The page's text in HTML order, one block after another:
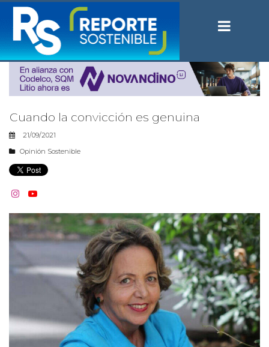
Cuando la convicción es genuina
21/09/2021
Opinión Sostenible
 